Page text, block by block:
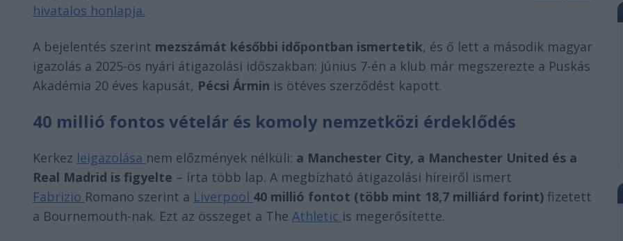
hivatalos honlapja.
A bejelentés szerint mezszámát későbbi időpontban ismertetik, és ő lett a második magyar
igazolás a 2025-ös nyári átigazolási időszakban: június 7-én a klub már megszerezte a Puskás
Akadémia 20 éves kapusát, Pécsi Ármin is ötéves szerződést kapott.
40 millió fontos vételár és komoly nemzetközi érdeklődés
Kerkez leigazolása nem előzmények nélküli: a Manchester City, a Manchester United és a
Real Madrid is figyelte – írta több lap. A megbízható átigazolási híreiről ismert
Fabrizio Romano szerint a Liverpool 40 millió fontot (több mint 18,7 milliárd forint) fizetett
a Bournemouth-nak. Ezt az összeget a The Athletic is megerősítette.